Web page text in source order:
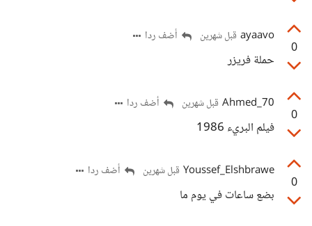
0
ayaavo قبل شهرين أضف ردا
حملة فريزر
0
Ahmed_70 قبل شهرين أضف ردا
فيلم البريء 1986
0
Youssef_Elshbrawe قبل شهرين أضف ردا
بضع ساعات في يوم ما